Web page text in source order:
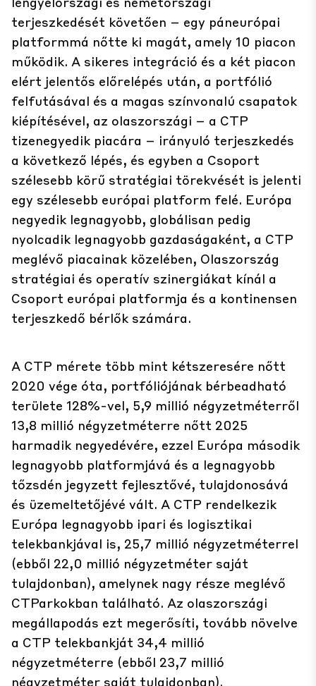
terjeszkedését követően – egy páneurópai
platformmá nőtte ki magát, amely 10 piacon
működik. A sikeres integráció és a két piacon
elért jelentős előrelépés után, a portfólió
felfutásával és a magas színvonalú csapatok
kiépítésével, az olaszországi – a CTP
tizenegyedik piacára – irányuló terjeszkedés
a következő lépés, és egyben a Csoport
szélesebb körű stratégiai törekvését is jelenti
egy szélesebb európai platform felé. Európa
negyedik legnagyobb, globálisan pedig
nyolcadik legnagyobb gazdaságaként, a CTP
meglévő piacainak közelében, Olaszország
stratégiai és operatív szinergiákat kínál a
Csoport európai platformja és a kontinensen
terjeszkedő bérlők számára.
A CTP mérete több mint kétszeresére nőtt
2020 vége óta, portfóliójának bérbeadható
területe 128%-vel, 5,9 millió négyzetméterről
13,8 millió négyzetméterre nőtt 2025
harmadik negyedévére, ezzel Európa második
legnagyobb platformjává és a legnagyobb
tőzsdén jegyzett fejlesztővé, tulajdonosává
és üzemeltetőjévé vált. A CTP rendelkezik
Európa legnagyobb ipari és logisztikai
telekbankjával is, 25,7 millió négyzetméterrel
(ebből 22,0 millió négyzetméter saját
tulajdonban), amelynek nagy része meglévő
CTParkokban található. Az olaszországi
megállapodás ezt megerősíti, tovább növelve
a CTP telekbankját 34,4 millió
négyzetméterre (ebből 23,7 millió
négyzetméter saját tulajdonban).